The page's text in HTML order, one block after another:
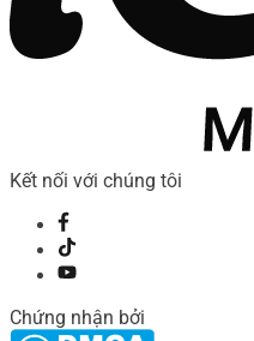
Kết nối với chúng tôi
Chứng nhận bởi